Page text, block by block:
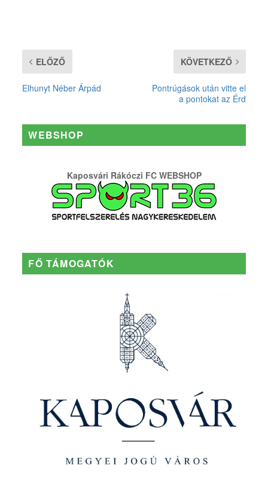
ELŐZŐ
Elhunyt Néber Árpád
KÖVETKEZŐ
Pontrúgások után vitte el
a pontokat az Érd
WEBSHOP
Kaposvári Rákóczi FC WEBSHOP
FŐ TÁMOGATÓK